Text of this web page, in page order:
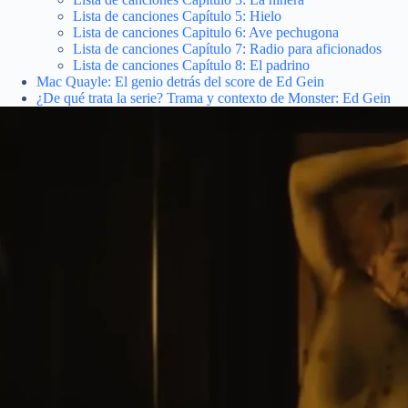
Lista de canciones Capítulo 5: Hielo
Lista de canciones Capitulo 6: Ave pechugona
Lista de canciones Capítulo 7: Radio para aficionados
Lista de canciones Capítulo 8: El padrino
Mac Quayle: El genio detrás del score de Ed Gein
¿De qué trata la serie? Trama y contexto de Monster: Ed Gein